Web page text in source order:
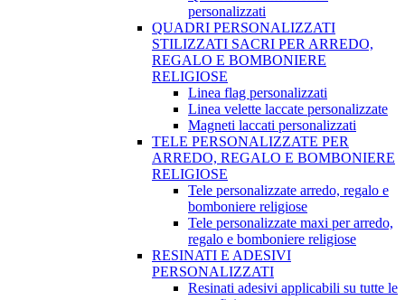
personalizzati
QUADRI PERSONALIZZATI
STILIZZATI SACRI PER ARREDO,
REGALO E BOMBONIERE
RELIGIOSE
Linea flag personalizzati
Linea velette laccate personalizzate
Magneti laccati personalizzati
TELE PERSONALIZZATE PER
ARREDO, REGALO E BOMBONIERE
RELIGIOSE
Tele personalizzate arredo, regalo e
bomboniere religiose
Tele personalizzate maxi per arredo,
regalo e bomboniere religiose
RESINATI E ADESIVI
PERSONALIZZATI
Resinati adesivi applicabili su tutte le